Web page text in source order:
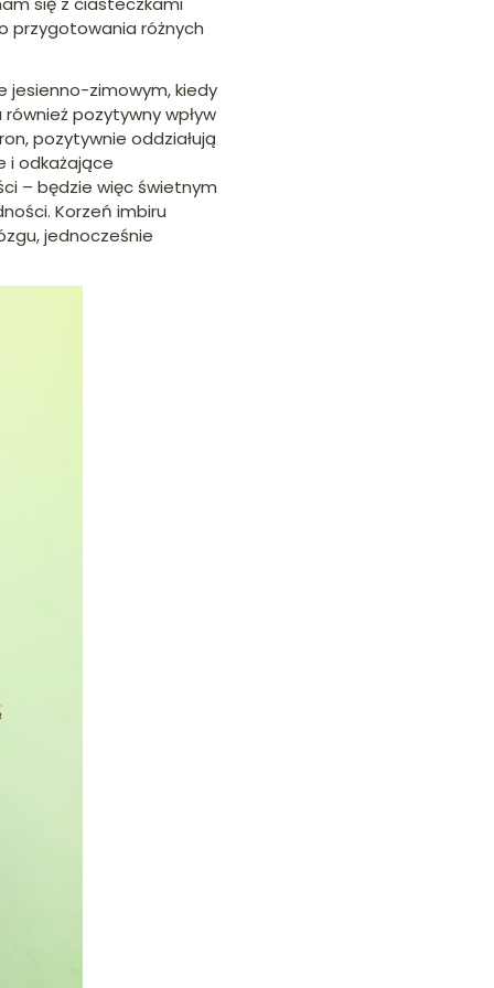
przygotowania różnych
jesienno-zimowym, kiedy
pozytywny wpływ
pozytywnie oddziałują
i odkażające
– będzie więc świetnym
Korzeń imbiru
jednocześnie